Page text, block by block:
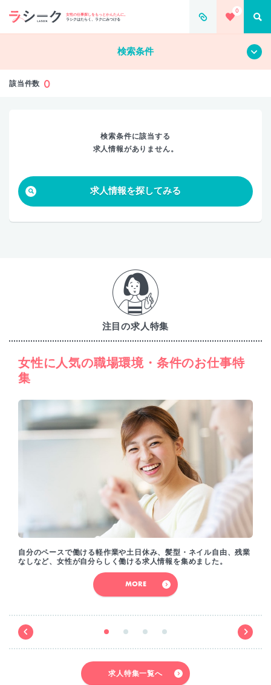
女性の仕事探しをもっとかんたんに。
ラシクはたらく、ラクにみつける
0
すべて
検索条件
該当件数 0
検索条件に該当する
求人情報がありません。
求人情報を探してみる
注目の求人特集
女性に人気の職場環境・条件のお仕事特
集
自分のペースで働ける軽作業や土日休み、髪型・ネイル自由、残業
なしなど、女性が自分らしく働ける求人情報を集めました。
MORE
求人特集一覧へ